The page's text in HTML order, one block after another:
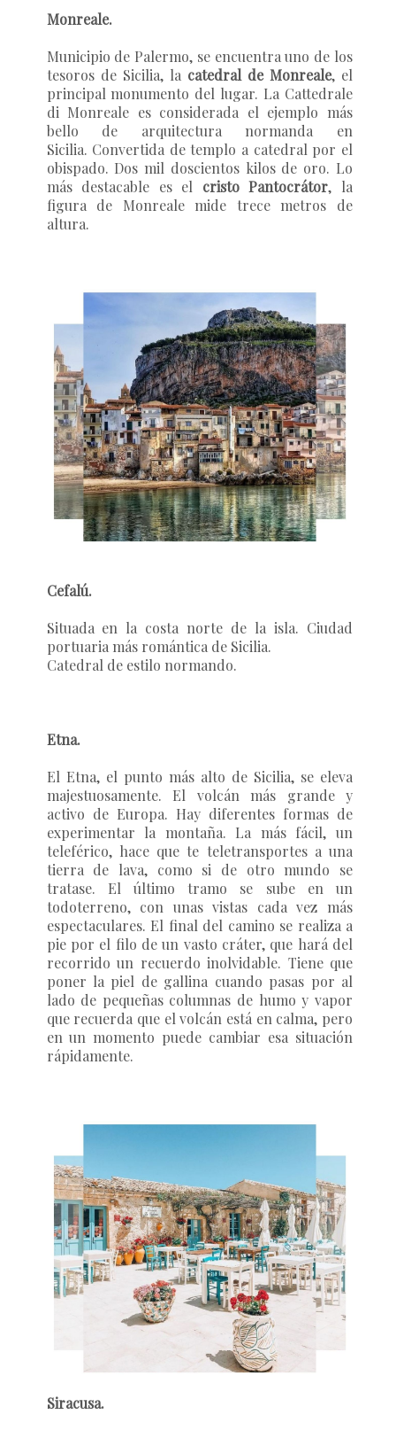
Monreale.
Municipio de Palermo, se encuentra uno de los
tesoros de Sicilia, la catedral de Monreale, el
principal monumento del lugar. La Cattedrale
di Monreale es considerada el ejemplo más
bello de arquitectura normanda en
Sicilia. Convertida de templo a catedral por el
obispado. Dos mil doscientos kilos de oro. Lo
más destacable es el cristo Pantocrátor, la
figura de Monreale mide trece metros de
altura.
Cefalú.
Situada en la costa norte de la isla. Ciudad
portuaria más romántica de Sicilia.
Catedral de estilo normando.
Etna.
El Etna, el punto más alto de Sicilia, se eleva
majestuosamente. El volcán más grande y
activo de Europa. Hay diferentes formas de
experimentar la montaña. La más fácil, un
teleférico, hace que te teletransportes a una
tierra de lava, como si de otro mundo se
tratase. El último tramo se sube en un
todoterreno, con unas vistas cada vez más
espectaculares. El final del camino se realiza a
pie por el filo de un vasto cráter, que hará del
recorrido un recuerdo inolvidable. Tiene que
poner la piel de gallina cuando pasas por al
lado de pequeñas columnas de humo y vapor
que recuerda que el volcán está en calma, pero
en un momento puede cambiar esa situación
rápidamente.
Siracusa.